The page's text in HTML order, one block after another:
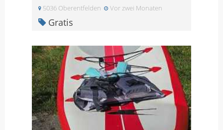
5036 Oberentfelden Vor zwei Monaten
Gratis